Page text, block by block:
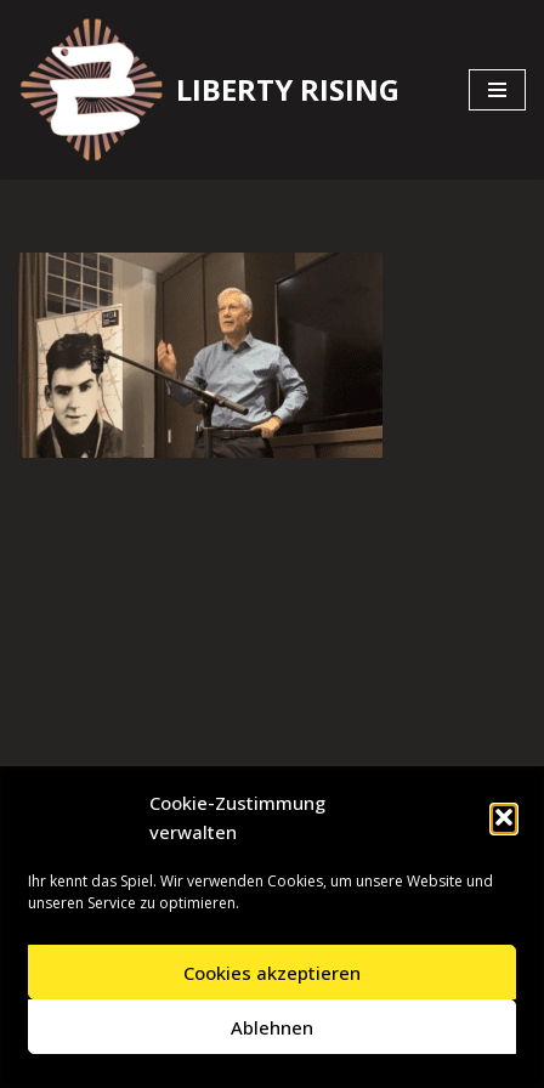
Cookie-Zustimmung
verwalten
Ihr kennt das Spiel. Wir verwenden Cookies, um unsere Website und
unseren Service zu optimieren.
Cookies akzeptieren
Ablehnen
Zum
Inhalt
springen
LIBERTY RISING
| Präsentiert vonWordPress
Presseinformationen